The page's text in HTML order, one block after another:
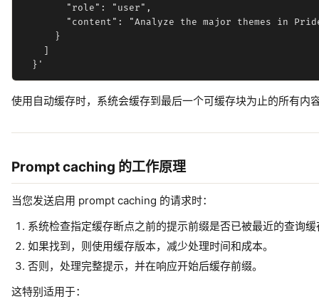
        "role": "user",
"content": "Analyze the major themes in
      }
    ]
使用自动缓存时，系统会缓存到最后一个可缓存块为止的所有
Prompt caching 的工作原理
当您发送启用 prompt caching 的请求时：
系统检查指定缓存断点之前的提示前缀是否已被最近的查询缓
如果找到，则使用缓存版本，减少处理时间和成本。
否则，处理完整提示，并在响应开始后缓存前缀。
这特别适用于：